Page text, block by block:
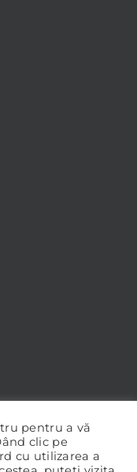
pentru a vă
clic pe
cu utilizarea a